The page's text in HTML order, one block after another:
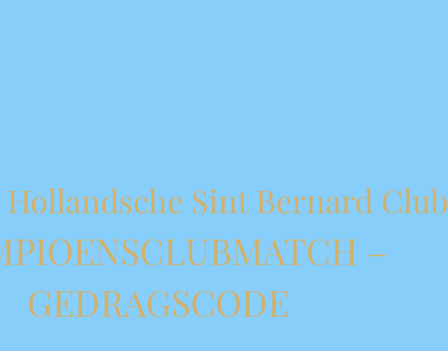
Hollandsche Sint Bernard Club
–
GEDRAGSCODE